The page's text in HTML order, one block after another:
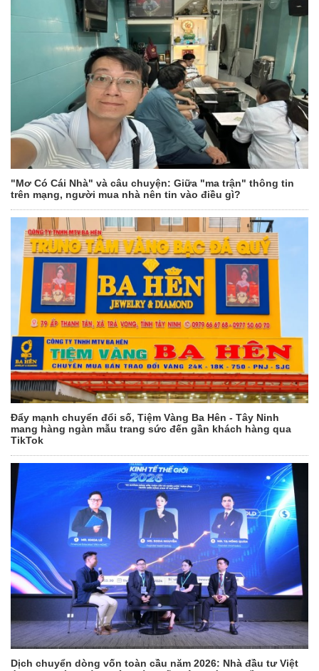
"Mơ Có Cái Nhà" và câu chuyện: Giữa "ma trận" thông tin
trên mạng, người mua nhà nên tin vào điều gì?
Đẩy mạnh chuyển đổi số, Tiệm Vàng Ba Hên - Tây Ninh
mang hàng ngàn mẫu trang sức đến gần khách hàng qua
TikTok
Dịch chuyển dòng vốn toàn cầu năm 2026: Nhà đầu tư Việt